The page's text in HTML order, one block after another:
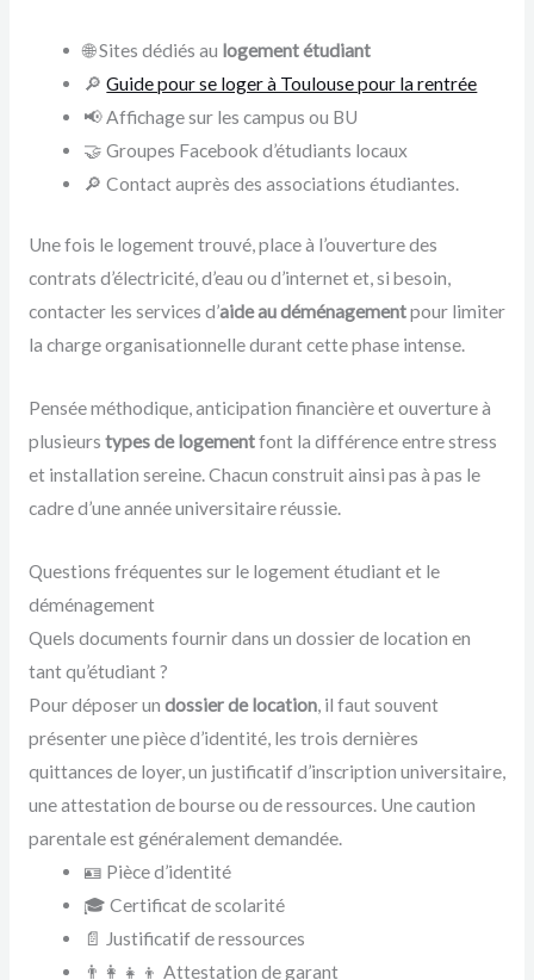
🌐 Sites dédiés au logement étudiant
🔎Guide pour se loger à Toulouse pour la rentrée
📢 Affichage sur les campus ou BU
🤝 Groupes Facebook d’étudiants locaux
🔎 Contact auprès des associations étudiantes.
Une fois le logement trouvé, place à l’ouverture des
contrats d’électricité, d’eau ou d’internet et, si besoin,
contacter les services d’aide au déménagementpour limiter
la charge organisationnelle durant cette phase intense.
Pensée méthodique, anticipation financière et ouverture à
plusieurs types de logementfont la différence entre stress
et installation sereine. Chacun construit ainsi pas à pas le
cadre d’une année universitaire réussie.
Questions fréquentes sur le logement étudiant et le
déménagement
Quels documents fournir dans un dossier de location en
tant qu’étudiant ?
Pour déposer un dossier de location, il faut souvent
présenter une pièce d’identité, les trois dernières
quittances de loyer, un justificatif d’inscription universitaire,
une attestation de bourse ou de ressources. Une caution
parentale est généralement demandée.
🪪 Pièce d’identité
🎓 Certificat de scolarité
📄 Justificatif de ressources
👨‍👩‍👧‍👦 Attestation de garant